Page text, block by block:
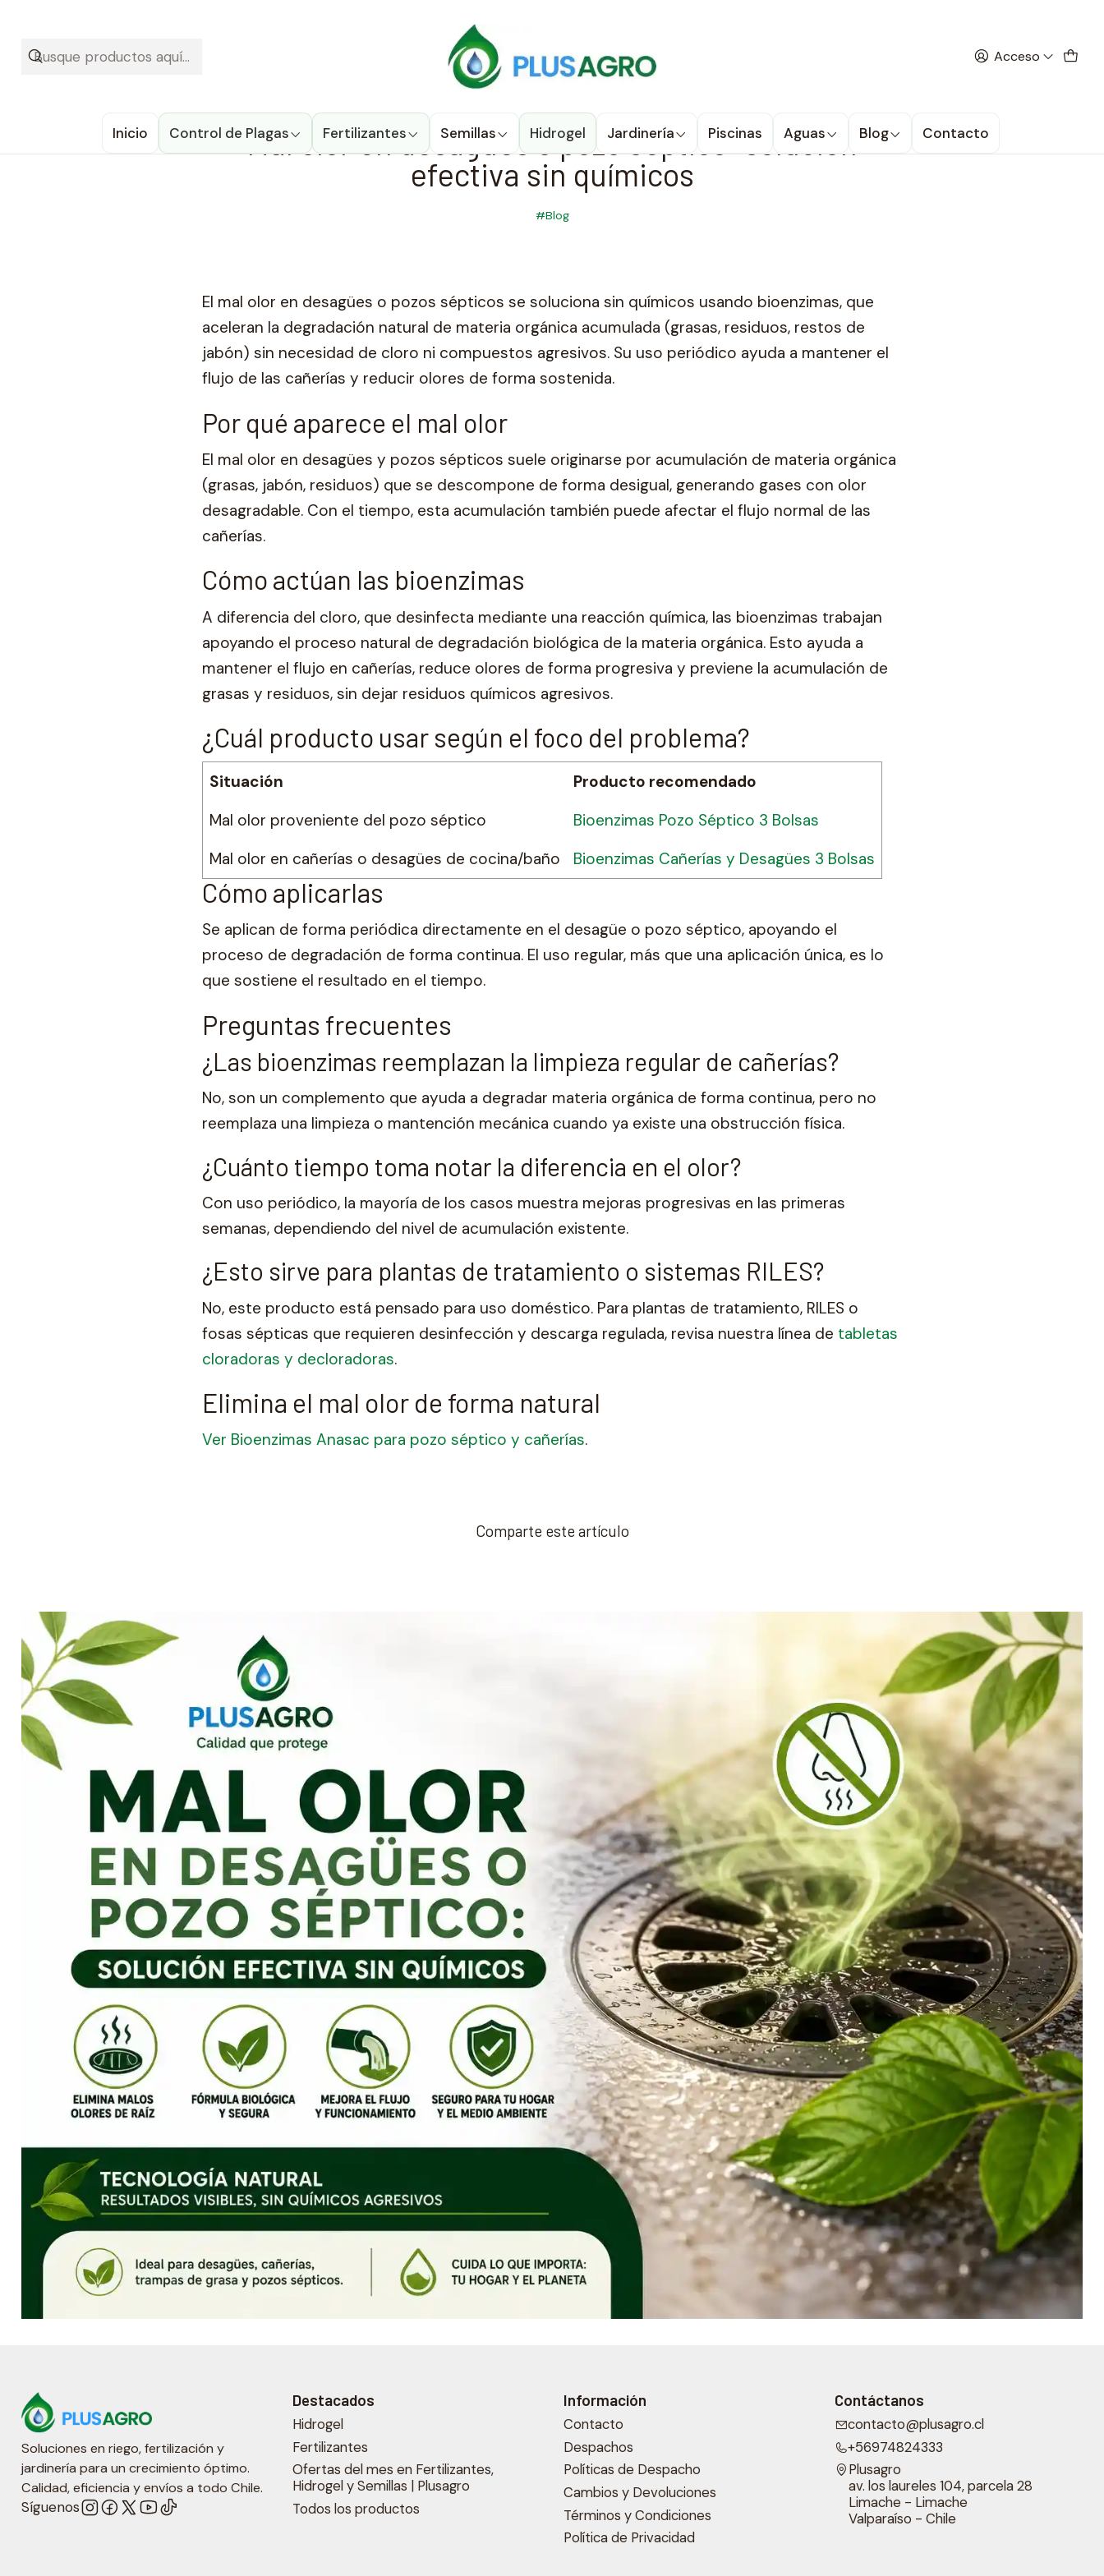
Acceso
Inicio Control de Plagas Fertilizantes Semillas Hidrogel Jardinería Piscinas Aguas Blog Contacto
Mal olor en desagües o pozo séptico: solución efectiva sin químicos
PUBLICADO EL 08-05-2026
Mal olor en desagües o pozo séptico: solución
efectiva sin químicos
#Blog
El mal olor en desagües o pozos sépticos se soluciona sin químicos usando bioenzimas, que
aceleran la degradación natural de materia orgánica acumulada (grasas, residuos, restos de
jabón) sin necesidad de cloro ni compuestos agresivos. Su uso periódico ayuda a mantener el
flujo de las cañerías y reducir olores de forma sostenida.
Por qué aparece el mal olor
El mal olor en desagües y pozos sépticos suele originarse por acumulación de materia orgánica
(grasas, jabón, residuos) que se descompone de forma desigual, generando gases con olor
desagradable. Con el tiempo, esta acumulación también puede afectar el flujo normal de las
cañerías.
Cómo actúan las bioenzimas
A diferencia del cloro, que desinfecta mediante una reacción química, las bioenzimas trabajan
apoyando el proceso natural de degradación biológica de la materia orgánica. Esto ayuda a
mantener el flujo en cañerías, reduce olores de forma progresiva y previene la acumulación de
grasas y residuos, sin dejar residuos químicos agresivos.
¿Cuál producto usar según el foco del problema?
Situación
Producto recomendado
Mal olor proveniente del pozo séptico
Bioenzimas Pozo Séptico 3 Bolsas
Mal olor en cañerías o desagües de cocina/baño
Bioenzimas Cañerías y Desagües 3 Bolsas
Cómo aplicarlas
Se aplican de forma periódica directamente en el desagüe o pozo séptico, apoyando el
proceso de degradación de forma continua. El uso regular, más que una aplicación única, es lo
que sostiene el resultado en el tiempo.
Preguntas frecuentes
¿Las bioenzimas reemplazan la limpieza regular de cañerías?
No, son un complemento que ayuda a degradar materia orgánica de forma continua, pero no
reemplaza una limpieza o mantención mecánica cuando ya existe una obstrucción física.
¿Cuánto tiempo toma notar la diferencia en el olor?
Con uso periódico, la mayoría de los casos muestra mejoras progresivas en las primeras
semanas, dependiendo del nivel de acumulación existente.
¿Esto sirve para plantas de tratamiento o sistemas RILES?
No, este producto está pensado para uso doméstico. Para plantas de tratamiento, RILES o
fosas sépticas que requieren desinfección y descarga regulada, revisa nuestra línea de tabletas
cloradoras y decloradoras.
Elimina el mal olor de forma natural
Ver Bioenzimas Anasac para pozo séptico y cañerías.
Comparte este artículo
Soluciones en riego, fertilización y
jardinería para un crecimiento óptimo.
Calidad, eficiencia y envíos a todo Chile.
Síguenos
Destacados
Hidrogel
Fertilizantes
Ofertas del mes en Fertilizantes,
Hidrogel y Semillas | Plusagro
Todos los productos
Información
Contacto
Despachos
Políticas de Despacho
Cambios y Devoluciones
Términos y Condiciones
Política de Privacidad
Contáctanos
contacto@plusagro.cl
+56974824333
Plusagro
av. los laureles 104, parcela 28
Limache - Limache
Valparaíso - Chile